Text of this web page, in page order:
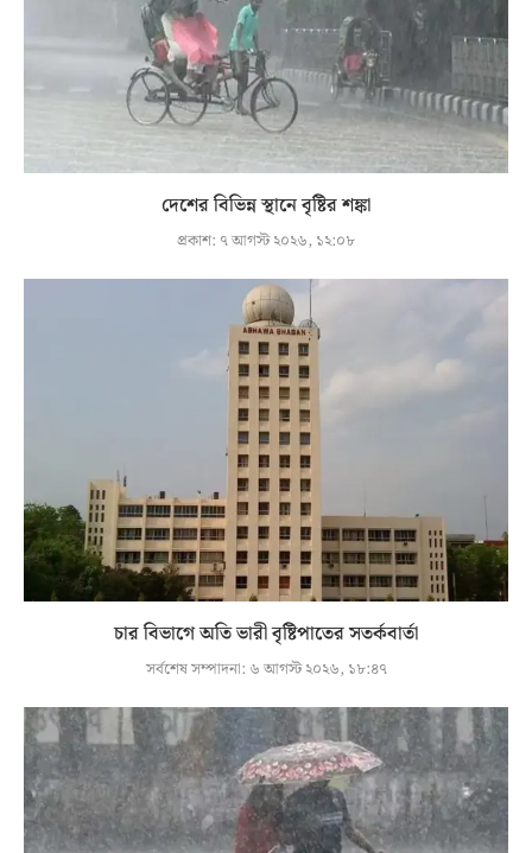
দেশের বিভিন্ন স্থানে বৃষ্টির শঙ্কা
প্রকাশ: ৭ আগস্ট ২০২৬, ১২:০৮
চার বিভাগে অতি ভারী বৃষ্টিপাতের সতর্কবার্তা
সর্বশেষ সম্পাদনা: ৬ আগস্ট ২০২৬, ১৮:৪৭